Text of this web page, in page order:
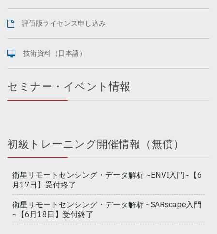
評価版ライセンス申し込み
技術資料（日本語）
セミナー・イベント情報
初級トレーニング開催情報（無償）
衛星リモートセンシング・データ解析 ~ENVI入門~【6
月17日】受付終了
衛星リモートセンシング・データ解析 ~SARscape入門
~【6月18日】受付終了